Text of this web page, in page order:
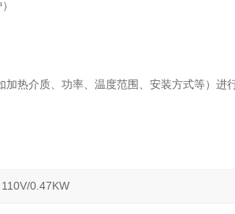
加热介质、功率、温度范围、安装方式等）进